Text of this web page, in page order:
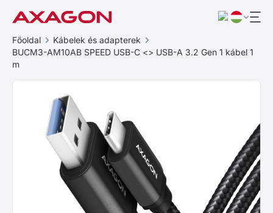
Főoldal
Kábelek és adapterek
BUCM3-AM10AB SPEED USB-C <> USB-A 3.2 Gen 1 kábel 1
m